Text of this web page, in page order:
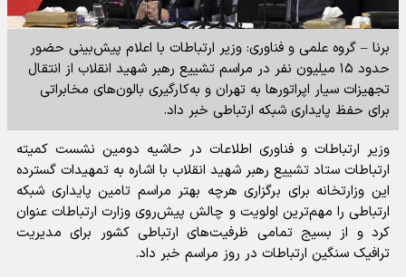
برنا – گروه علمی و فناوری: وزیر ارتباطات با اعلام پیش‌بینی حضور
حدود ۱۵ میلیون نفر در مراسم تشییع رهبر شهید انقلاب از انتقال
تجهیزات سیار اپراتور‌ها به تهران و به‌کارگیری بالون‌های مخابراتی
برای حفظ پایداری شبکه ارتباطی خبر داد.
وزیر ارتباطات و فناوری اطلاعات در حاشیه دومین نشست کمیته
ارتباطات ستاد تشییع رهبر شهید انقلاب با اشاره به تمهیدات گسترده
این وزارتخانه برای برگزاری هرچه بهتر مراسم تامین پایداری شبکه
ارتباطی را مهم‌ترین اولویت و چالش پیش‌روی وزارت ارتباطات عنوان
کرد و از بسیج تمامی ظرفیت‌های ارتباطی کشور برای مدیریت
ترافیک سنگین ارتباطات در روز مراسم خبر داد.